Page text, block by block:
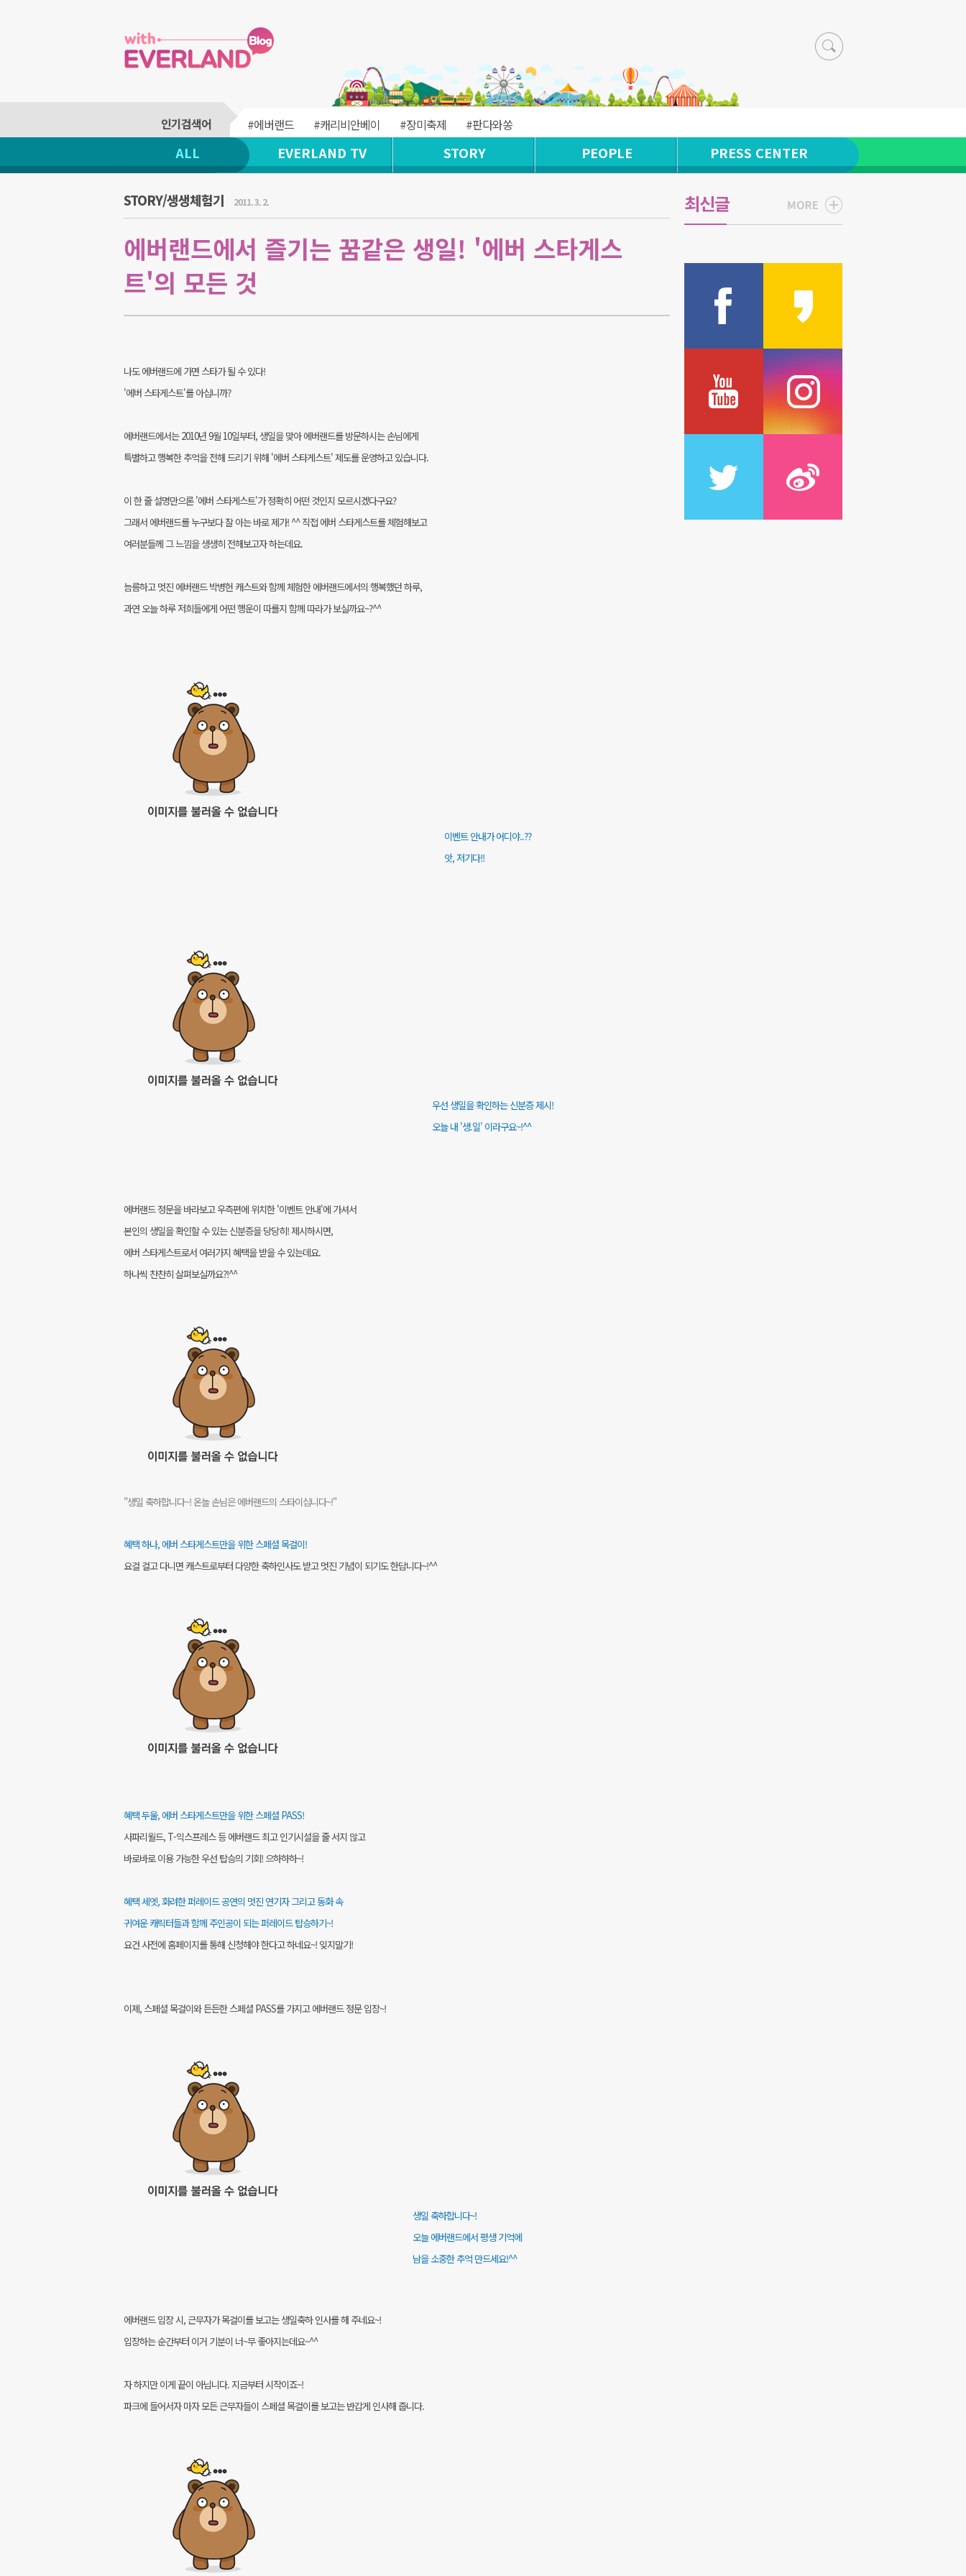
#에버랜드 #캐리비안베이 #장미축제 #판다와쏭
ALL EVERLAND TV STORY PEOPLE PRESS CENTER
STORY/생생체험기 2011. 3. 2.
에버랜드에서 즐기는 꿈같은 생일! '에버 스타게스
트'의 모든 것
나도 에버랜드에 가면 스타가 될 수 있다!
'에버 스타게스트'를 아십니까?
에버랜드에서는 2010년 9월 10일부터, 생일을 맞아 에버랜드를 방문하시는 손님에게
특별하고 행복한 추억을 전해 드리기 위해 '에버 스타게스트' 제도를 운영하고 있습니다.
이 한 줄 설명만으론 '에버 스타게스트'가 정확히 어떤 것인지 모르시겠다구요?
그래서 에버랜드를 누구보다 잘 아는 바로 제가! ^^ 직접 에버 스타게스트를 체험해보고
여러분들께 그 느낌을 생생히 전해보고자 하는데요.
늠름하고 멋진 에버랜드 박병헌 캐스트와 함께 체험한 에버랜드에서의 행복했던 하루,
과연 오늘 하루 저희들에게 어떤 행운이 따를지 함께 따라가 보실까요~?^^
이벤트 안내가 어디야..??
앗, 저기다!!
우선 생일을 확인하는 신분증 제시!
오늘 내 '생.일' 이라구요~!^^
에버랜드 정문을 바라보고 우측편에 위치한 '이벤트 안내'에 가셔서
본인의 생일을 확인할 수 있는 신분증을 당당히! 제시하시면,
에버 스타게스트로서 여러가지 혜택을 받을 수 있는데요.
하나씩 찬찬히 살펴보실까요?!^^
"생일 축하합니다~! 온늘 손님은 에버랜드의 스타이십니다~!"
혜택 하나, 에버 스타게스트만을 위한 스페셜 목걸이!
요걸 걸고 다니면 캐스트로부터 다양한 축하인사도 받고 멋진 기념이 되기도 한답니다~!^^
혜택 두울, 에버 스타게스트만을 위한 스페셜 PASS!
사파리월드, T-익스프레스 등 에버랜드 최고 인기시설을 줄 서지 않고
바로바로 이용 가능한 우선 탑승의 기회! 으하하하~!
혜택 세엣, 화려한 퍼레이드 공연의 멋진 연기자 그리고 동화 속
귀여운 캐릭터들과 함께 주인공이 되는 퍼레이드 탑승하기~!
요건 사전에 홈페이지를 통해 신청해야 한다고 하네요~! 잊지말기!
이제, 스페셜 목걸이와 든든한 스페셜 PASS를 가지고 에버랜드 정문 입장~!
생일 축하합니다~!
오늘 에버랜드에서 평생 기억에
남을 소중한 추억 만드세요!^^
에버랜드 입장 시, 근무자가 목걸이를 보고는 생일축하 인사를 해 주네요~!
입장하는 순간부터 이거 기분이 너~무 좋아지는데요~^^
자 하지만 이게 끝이 아닙니다. 지금부터 시작이죠~!
파크에 들어서자 마자 모든 근무자들이 스페셜 목걸이를 보고는 반갑게 인사해 줍니다.
최신글